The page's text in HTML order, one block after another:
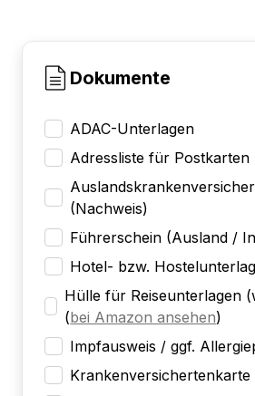
Dokumente
ADAC-Unterlagen
Adressliste für Postkarten
(Nachweis)
Führerschein (Ausland /
Hotel- bzw.
Hülle für Reiseunterlagen
(bei Amazon ansehen)
Impfausweis / ggf.
Krankenversichertenkarte